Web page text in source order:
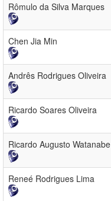
Rômulo da Silva Marques
Chen Jia Min
Andrês Rodrigues Oliveira
Ricardo Soares Oliveira
Ricardo Augusto Watanabe
Reneé Rodrigues Lima